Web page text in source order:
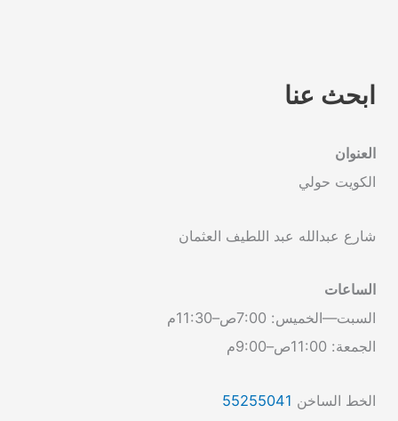
ابحث عنا
العنوان
الكويت حولي
شارع عبدالله عبد اللطيف العثمان
الساعات
السبت—الخميس: 7:00ص–11:30م
الجمعة: 11:00ص–9:00م
الخط الساخن 55255041